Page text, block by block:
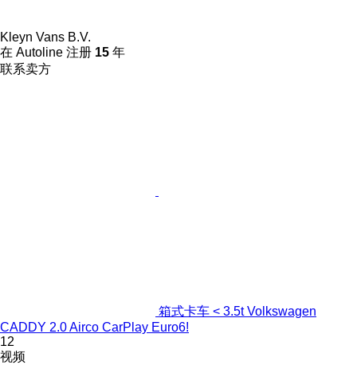
Kleyn Vans B.V.
在 Autoline 注册 15 年
联系卖方
箱式卡车 < 3.5t Volkswagen
CADDY 2.0 Airco CarPlay Euro6!
12
视频